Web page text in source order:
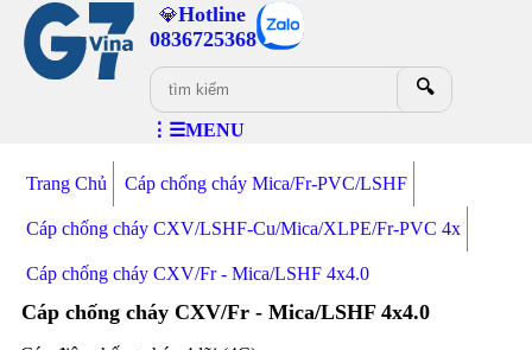
💎Hotline
0836725368
🔍
⋮☰MENU
Trang Chủ Cáp chống cháy Mica/Fr-PVC/LSHF
Cáp chống cháy CXV/LSHF-Cu/Mica/XLPE/Fr-PVC 4x
Cáp chống cháy CXV/Fr - Mica/LSHF 4x4.0
Cáp chống cháy CXV/Fr - Mica/LSHF 4x4.0